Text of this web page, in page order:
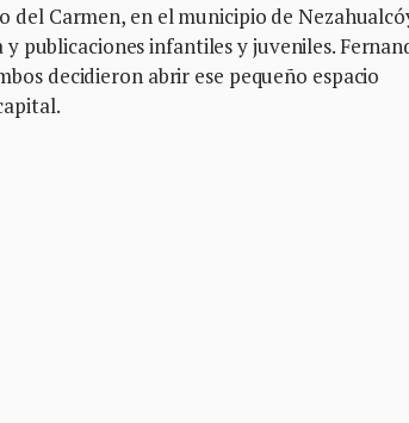
del Carmen, en el municipio de
publicaciones infantiles y juveniles.
decidieron abrir ese pequeño espacio